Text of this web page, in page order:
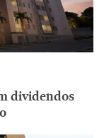
dividendos